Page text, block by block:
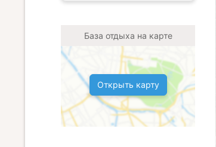
База отдыха на карте
Открыть карту